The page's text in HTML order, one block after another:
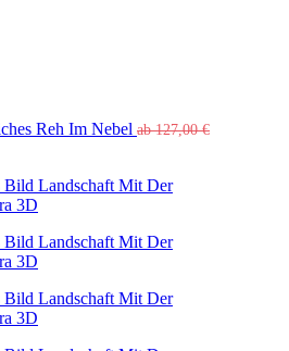
Reh Im Nebel ab127,00€